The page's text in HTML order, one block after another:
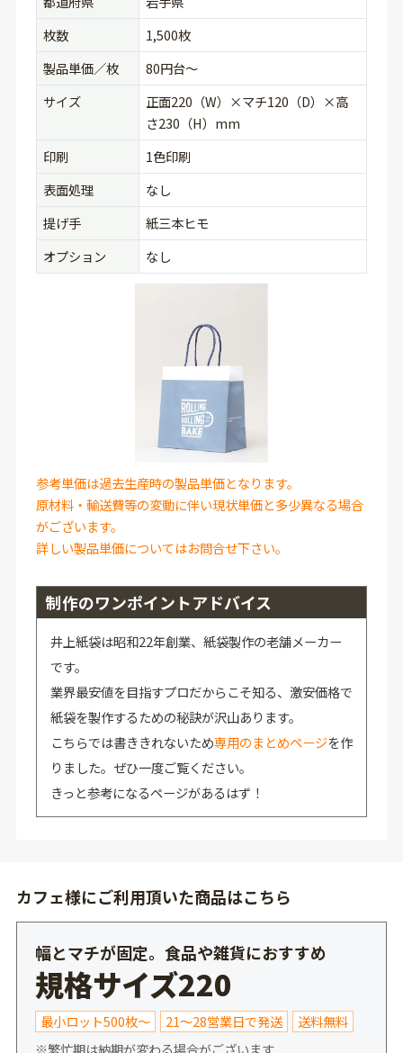
枚数
1,500枚
製品単価／枚
80円台〜
サイズ
正面220（W）×マチ120（D）×高
さ230（H）mm
印刷
1色印刷
表面処理
なし
提げ手
紙三本ヒモ
オプション
なし
参考単価は過去生産時の製品単価となります。
原材料・輸送費等の変動に伴い現状単価と多少異なる場合
がございます。
詳しい製品単価についてはお問合せ下さい。
制作のワンポイントアドバイス
井上紙袋は昭和22年創業、紙袋製作の老舗メーカー
です。
業界最安値を目指すプロだからこそ知る、激安価格で
紙袋を製作するための秘訣が沢山あります。
こちらでは書ききれないため専用のまとめページを作
りました。ぜひ一度ご覧ください。
きっと参考になるページがあるはず！
カフェ様にご利用頂いた商品はこちら
幅とマチが固定。食品や雑貨におすすめ
規格サイズ220
最小ロット500枚～ 21～28営業日で発送
送料無料
※繁忙期は納期が変わる場合がございます